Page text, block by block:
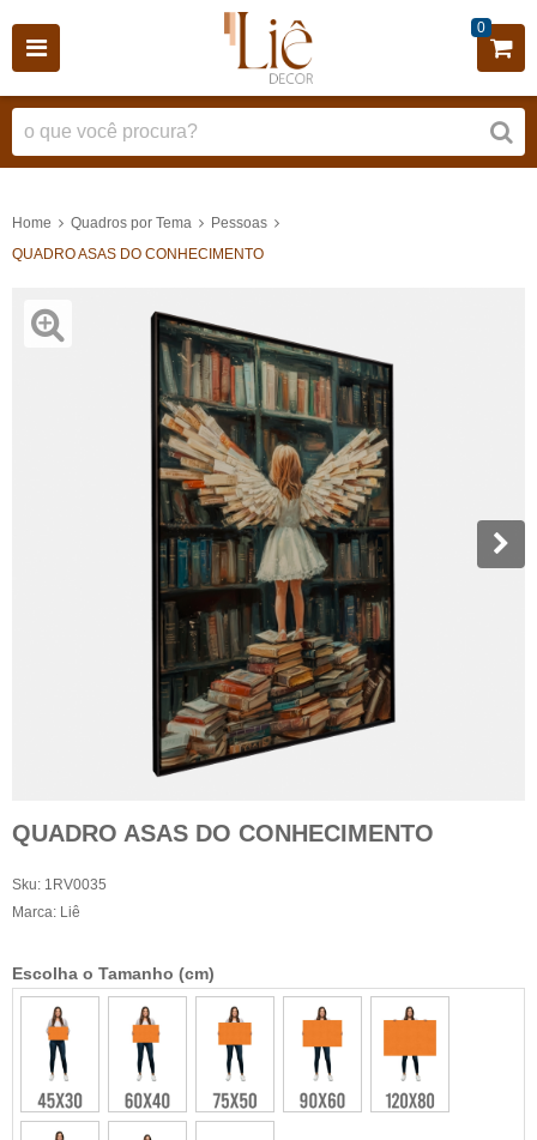
0
Home Quadros por Tema
Pessoas
QUADRO ASAS DO CONHECIMENTO
QUADRO ASAS DO CONHECIMENTO
Sku: 1RV0035
Marca: Liê
Escolha o Tamanho (cm)